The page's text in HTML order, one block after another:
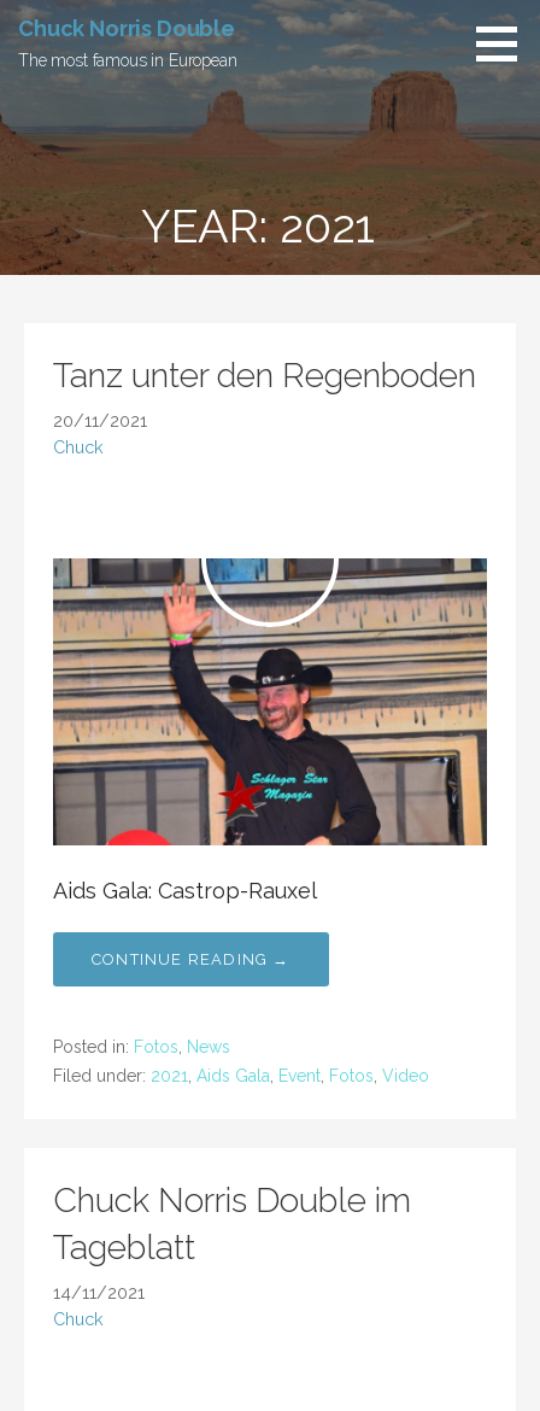
Skip
content
Chuck Norris Double
The most famous in European
YEAR: 2021
Tanz unter den Regenboden
20/11/2021
Chuck
Aids Gala: Castrop-Rauxel
CONTINUE READING →
Posted in: Fotos
News
Filed under: 2021 Aids Gala Event Fotos Video
Chuck Norris Double im
Tageblatt
14/11/2021
Chuck